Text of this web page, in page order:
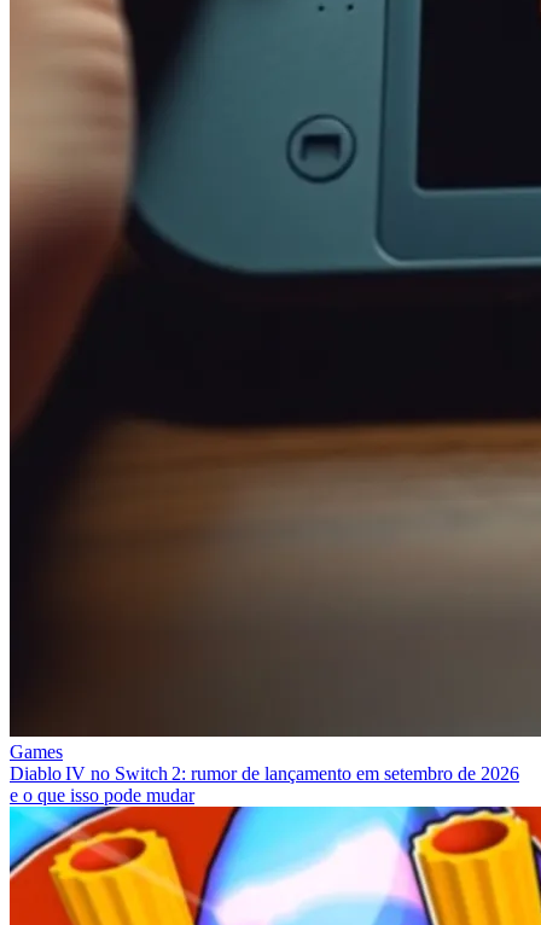
Games
Diablo IV no Switch 2: rumor de lançamento em setembro de 2026
e o que isso pode mudar